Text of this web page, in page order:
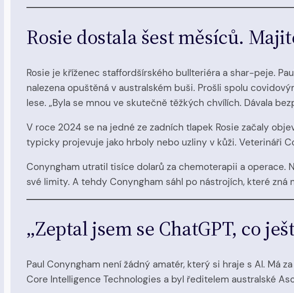
Rosie dostala šest měsíců.
Rosie je kříženec staffordšírského bullteriéra a shar-peje.
nalezena opuštěná v australském buši. Prošli spolu
lese. „Byla se mnou ve skutečně těžkých chvílích. Dávala
V roce 2024 se na jedné ze zadních tlapek Rosie začaly
typicky projevuje jako hrboly nebo uzliny v kůži. Veterináři
Conyngham utratil tisíce dolarů za chemoterapii a operace.
své limity. A tehdy Conyngham sáhl po nástrojích, které zná
„Zeptal jsem se ChatGPT, co
Paul Conyngham není žádný amatér, který si hraje s AI. Má
Core Intelligence Technologies a byl ředitelem australské